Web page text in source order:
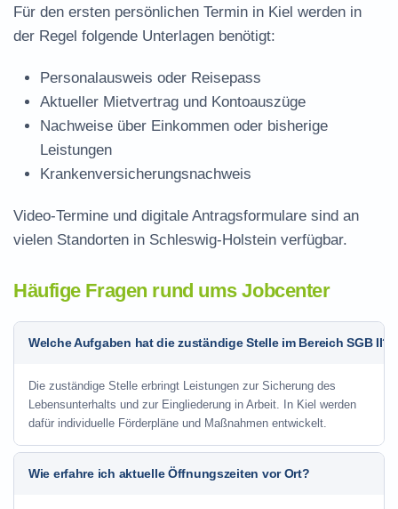
Für den ersten persönlichen Termin in Kiel werden in
der Regel folgende Unterlagen benötigt:
Personalausweis oder Reisepass
Aktueller Mietvertrag und Kontoauszüge
Nachweise über Einkommen oder bisherige
Leistungen
Krankenversicherungsnachweis
Video-Termine und digitale Antragsformulare sind an
vielen Standorten in Schleswig-Holstein verfügbar.
Häufige Fragen rund ums Jobcenter
Welche Aufgaben hat die zuständige Stelle im Bereich SGB II?
Die zuständige Stelle erbringt Leistungen zur Sicherung des
Lebensunterhalts und zur Eingliederung in Arbeit. In Kiel werden
dafür individuelle Förderpläne und Maßnahmen entwickelt.
Wie erfahre ich aktuelle Öffnungszeiten vor Ort?